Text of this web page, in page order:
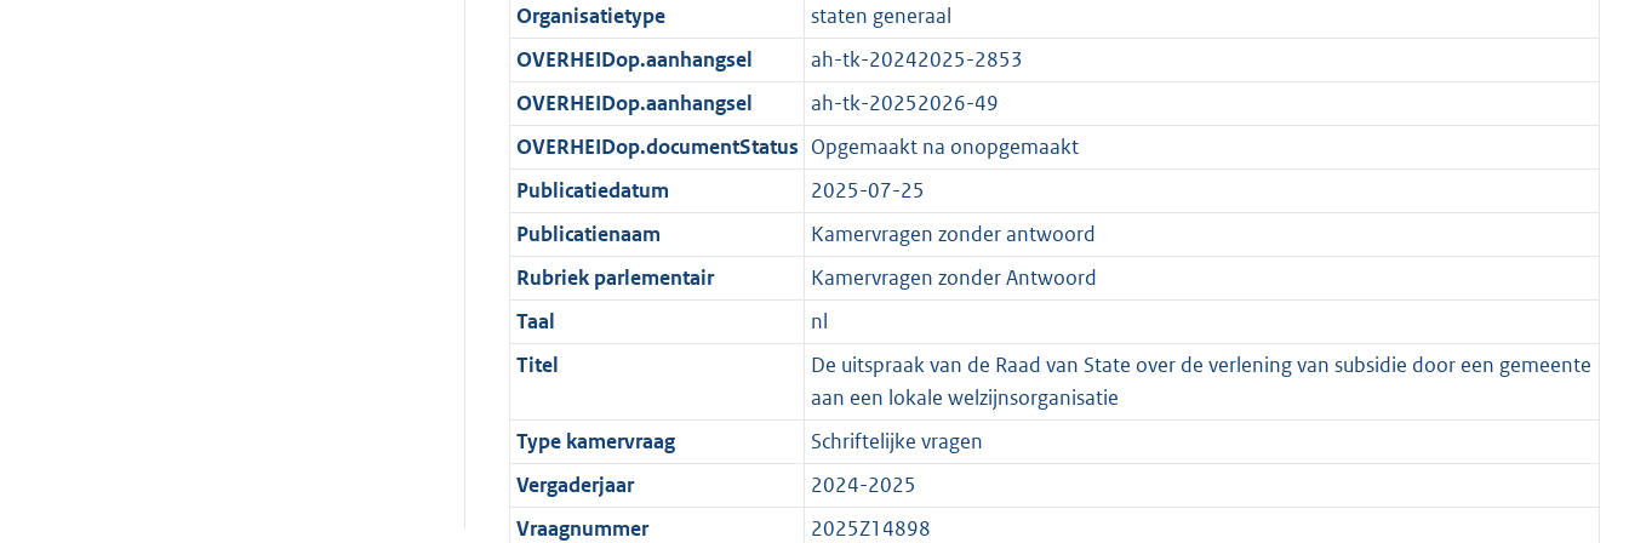
Organisatietype
staten generaal
OVERHEIDop.aanhangsel
ah-tk-20242025-2853
OVERHEIDop.aanhangsel
ah-tk-20252026-49
OVERHEIDop.documentStatus Opgemaakt na onopgemaakt
Publicatiedatum
2025-07-25
Publicatienaam
Kamervragen zonder antwoord
Rubriek parlementair
Kamervragen zonder Antwoord
Taal
nl
Titel
De uitspraak van de Raad van State over de verlening van subsidie door een gemeente
aan een lokale welzijnsorganisatie
Type kamervraag
Schriftelijke vragen
Vergaderjaar
2024-2025
Vraagnummer
2025Z14898